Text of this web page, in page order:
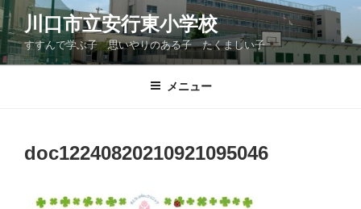
コ
ン
テ
ン
川口市立安行東小学校
すすんで学ぶ子 思いやりのある子 たくましい子
メニュー
doc12240820210921095046